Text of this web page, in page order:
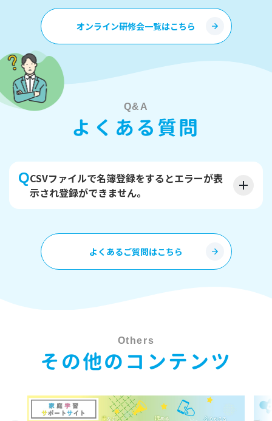
オンライン研修会一覧はこちら
Q&A
よくある質問
CSVファイルで名簿登録をするとエラーが表
示され登録ができません。
よくあるご質問はこちら
Others
その他のコンテンツ